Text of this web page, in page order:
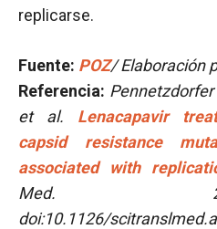
replicarse.
Fuente: POZ/ Elaboración
Referencia: Pennetzdorfer
et al. Lenacapavir
capsid resistance
associated with
Med.
doi:10.1126/